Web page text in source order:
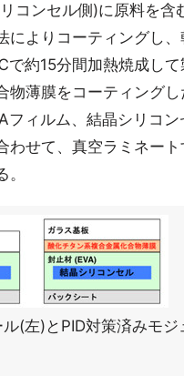
コンセル側)に原料を含
によりコーティングし、
約15分間加熱焼成して
物薄膜をコーティング
フィルム、結晶シリコン
わせて、真空ラミネート
(左)とPID対策済みモジ